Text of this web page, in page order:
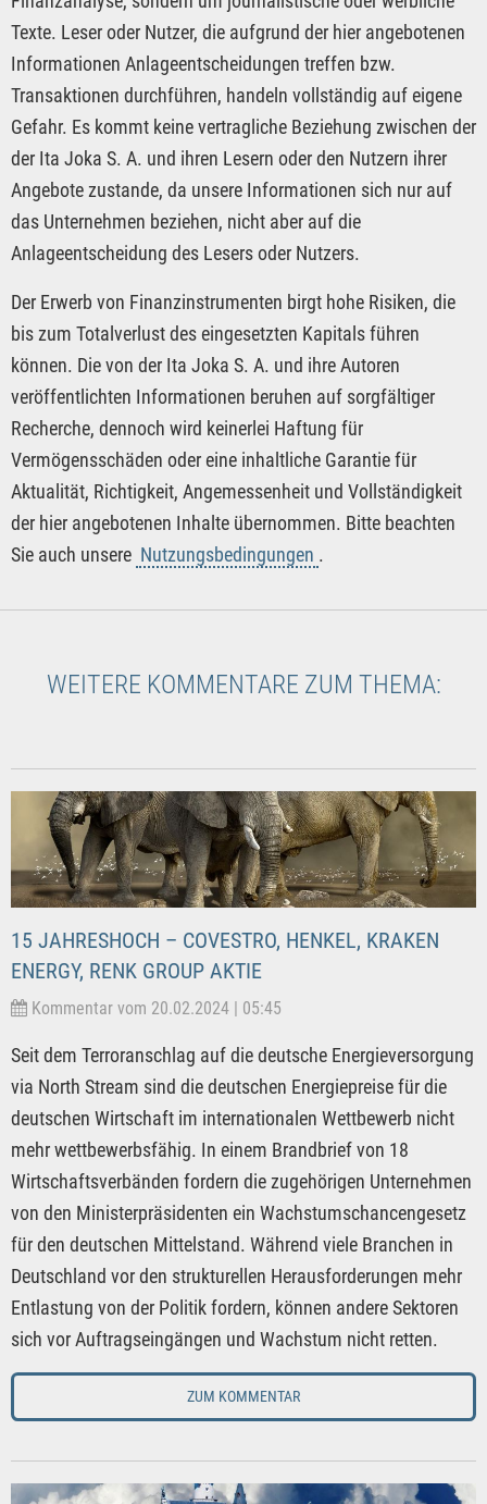
Texte. Leser oder Nutzer, die aufgrund der hier angebotenen
Informationen Anlageentscheidungen treffen bzw.
Transaktionen durchführen, handeln vollständig auf eigene
Gefahr. Es kommt keine vertragliche Beziehung zwischen der
der Ita Joka S. A. und ihren Lesern oder den Nutzern ihrer
Angebote zustande, da unsere Informationen sich nur auf
das Unternehmen beziehen, nicht aber auf die
Anlageentscheidung des Lesers oder Nutzers.
Der Erwerb von Finanzinstrumenten birgt hohe Risiken, die
bis zum Totalverlust des eingesetzten Kapitals führen
können. Die von der Ita Joka S. A. und ihre Autoren
veröffentlichten Informationen beruhen auf sorgfältiger
Recherche, dennoch wird keinerlei Haftung für
Vermögensschäden oder eine inhaltliche Garantie für
Aktualität, Richtigkeit, Angemessenheit und Vollständigkeit
der hier angebotenen Inhalte übernommen. Bitte beachten
Sie auch unsere Nutzungsbedingungen .
WEITERE KOMMENTARE ZUM THEMA:
15 JAHRESHOCH – COVESTRO, HENKEL, KRAKEN
ENERGY, RENK GROUP AKTIE
Kommentar vom 20.02.2024 | 05:45
Seit dem Terroranschlag auf die deutsche Energieversorgung
via North Stream sind die deutschen Energiepreise für die
deutschen Wirtschaft im internationalen Wettbewerb nicht
mehr wettbewerbsfähig. In einem Brandbrief von 18
Wirtschaftsverbänden fordern die zugehörigen Unternehmen
von den Ministerpräsidenten ein Wachstumschancengesetz
für den deutschen Mittelstand. Während viele Branchen in
Deutschland vor den strukturellen Herausforderungen mehr
Entlastung von der Politik fordern, können andere Sektoren
sich vor Auftragseingängen und Wachstum nicht retten.
ZUM KOMMENTAR